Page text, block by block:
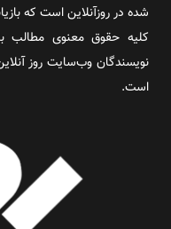
شده در روزآنلاین است که
کلیه حقوق معنوی مطالب
نویسندگان وب‌سایت روز
است.